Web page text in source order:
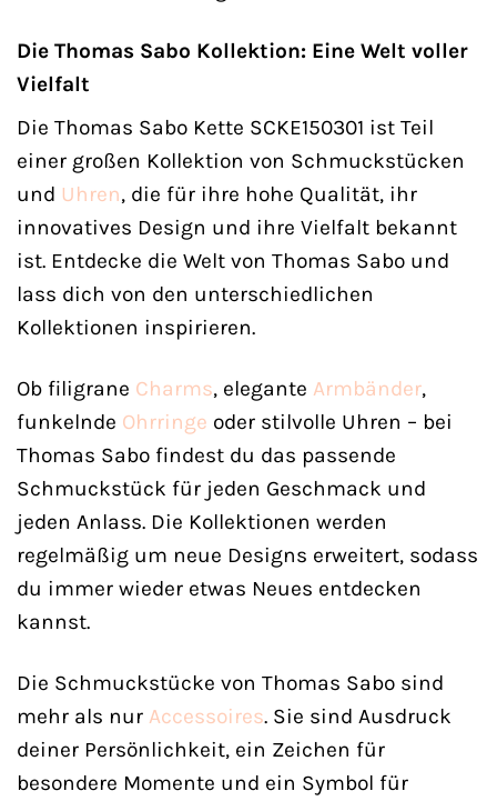
Die Thomas Sabo Kollektion: Eine Welt voller
Vielfalt
Die Thomas Sabo Kette SCKE150301 ist Teil
einer großen Kollektion von Schmuckstücken
und Uhren, die für ihre hohe Qualität, ihr
innovatives Design und ihre Vielfalt bekannt
ist. Entdecke die Welt von Thomas Sabo und
lass dich von den unterschiedlichen
Kollektionen inspirieren.
Ob filigrane Charms, elegante Armbänder,
funkelnde Ohrringe oder stilvolle Uhren – bei
Thomas Sabo findest du das passende
Schmuckstück für jeden Geschmack und
jeden Anlass. Die Kollektionen werden
regelmäßig um neue Designs erweitert, sodass
du immer wieder etwas Neues entdecken
kannst.
Die Schmuckstücke von Thomas Sabo sind
mehr als nur Accessoires. Sie sind Ausdruck
deiner Persönlichkeit, ein Zeichen für
besondere Momente und ein Symbol für